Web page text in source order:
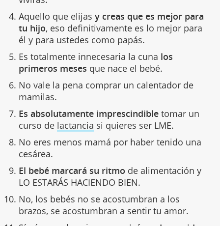
Aquello que elijas y creas que es mejor para
tu hijo, eso definitivamente es lo mejor para
él y para ustedes como papás.
Es totalmente innecesaria la cuna los
primeros meses que nace el bebé.
No vale la pena comprar un calentador de
mamilas.
Es absolutamente imprescindibletomar un
curso de lactancia si quieres ser LME.
No eres menos mamá por haber tenido una
cesárea.
El bebé marcará su ritmo de alimentación y
LO ESTARÁS HACIENDO BIEN.
No, los bebés no se acostumbran a los
brazos, se acostumbran a sentir tu amor.